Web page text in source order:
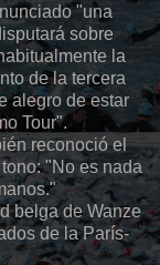
"una
sobre
la
de la tercera
alegro de estar
Tour".
reconoció el
"No es nada
belga de Wanze
de la París-